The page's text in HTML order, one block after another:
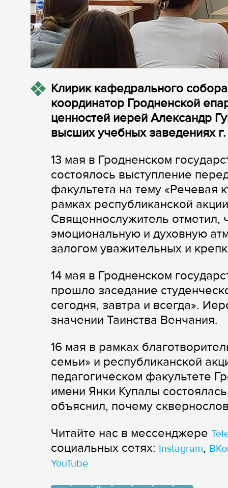
Клирик кафедрального
координатор Гродненской
ценностей иерей Александр
высших учебных заведениях
13 мая в Гродненском
состоялось выступление
факультета на тему «Речевая
рамках республиканской
Священнослужитель отметил,
эмоциональную и духовную
залогом уважительных и
14 мая в Гродненском
прошло заседание
сегодня, завтра и всегда».
значении Таинства Венчания.
16 мая в рамках
семьи» и республиканской
педагогическом факультете
имени Янки Купалы
объяснил, почему
Читайте нас в мессенджере
cоциальных сетях: Instagram,
YouTube